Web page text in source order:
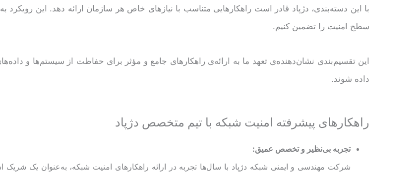
با این دسته‌بندی، دژپاد قادر است راهکارهایی متناسب با نیازهای خاص هر سازمان ارائه دهد. این رویکرد
سطح امنیت را تضمین کنیم.
این تقسیم‌بندی نشان‌دهنده‌ی تعهد ما به ارائه‌ی راهکارهای جامع و مؤثر برای حفاظت از سیستم‌ها و
داده شوند.
راهکارهای پیشرفته امنیت شبکه با تیم متخصص دژپاد
تجربه بی‌نظیر و تخصص عمیق:
شرکت مهندسی و ایمنی شبکه دژپاد با سال‌ها تجربه در ارائه راهکارهای امنیت شبکه، به‌عنوان یک